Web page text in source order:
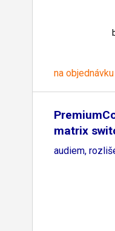
na objednávku
matrix
audiem,